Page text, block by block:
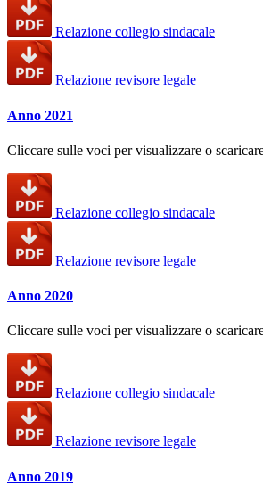
Relazione collegio sindacale
Relazione revisore legale
Anno 2021
Cliccare sulle voci per visualizzare o
Relazione collegio sindacale
Relazione revisore legale
Anno 2020
Cliccare sulle voci per visualizzare o
Relazione collegio sindacale
Relazione revisore legale
Anno 2019